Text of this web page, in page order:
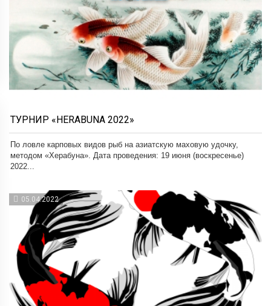
ТУРНИР «HERABUNA 2022»
По ловле карповых видов рыб на азиатскую маховую удочку,
методом «Херабуна». Дата проведения: 19 июня (воскресенье)
2022...
05.04.2022